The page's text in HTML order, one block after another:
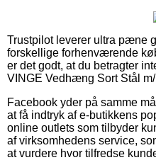
Trustpilot leverer ultra pæne
forskellige forhenværende
er det godt, at du betragter
VINGE Vedhæng Sort Stål
Facebook yder på samme
at få indtryk af e-butikkens
online outlets som tilbyder
af virksomhedens service,
at vurdere hvor tilfredse